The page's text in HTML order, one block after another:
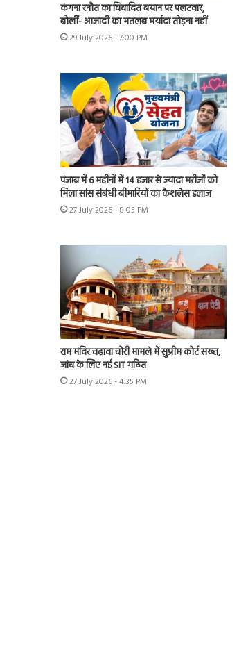
कंगना रनौत का विवादित बयान पर पलटवार,
बोलीं- आजादी का मतलब मर्यादा तोड़ना नहीं
29 July 2026 - 7:00 PM
पंजाब में 6 महीनों में 14 हजार से ज्यादा मरीजों को
मिला सांस संबंधी बीमारियों का कैशलेस इलाज
27 July 2026 - 8:05 PM
राम मंदिर चढ़ावा चोरी मामले में सुप्रीम कोर्ट सख्त,
जांच के लिए नई SIT गठित
27 July 2026 - 4:35 PM